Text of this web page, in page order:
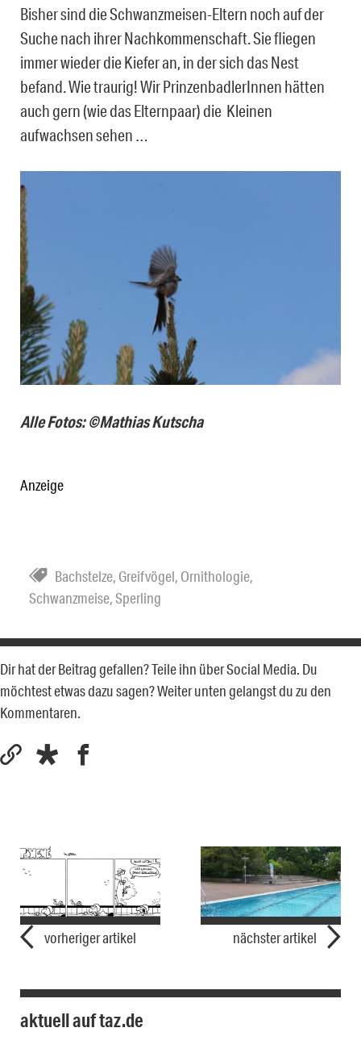
Bisher sind die Schwanzmeisen-Eltern noch auf der
Suche nach ihrer Nachkommenschaft. Sie fliegen
immer wieder die Kiefer an, in der sich das Nest
befand. Wie traurig! Wir PrinzenbadlerInnen hätten
auch gern (wie das Elternpaar) die Kleinen
aufwachsen sehen …
Alle Fotos: ©Mathias Kutscha
Anzeige
Bachstelze, Greifvögel, Ornithologie,
Schwanzmeise,Sperling
Dir hat der Beitrag gefallen? Teile ihn über Social Media. Du
möchtest etwas dazu sagen? Weiter unten gelangst du zu den
Kommentaren.
vorheriger artikel nächster artikel
aktuell auf taz.de